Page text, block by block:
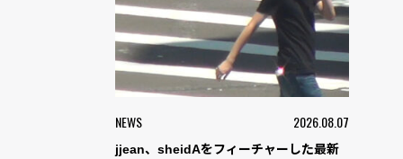
NEWS 2026.08.07
jjean、sheidAをフィーチャーした最新